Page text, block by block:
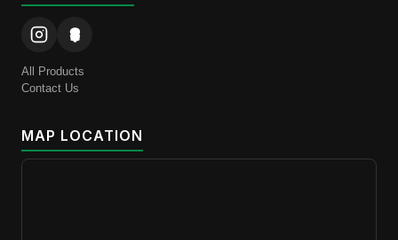
All Products
Contact Us
MAP LOCATION